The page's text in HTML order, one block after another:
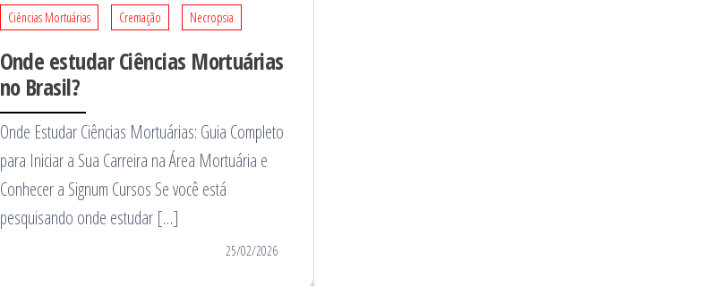
Ciências Mortuárias Cremação Necropsia
Onde estudar Ciências Mortuárias
no Brasil?
Onde Estudar Ciências Mortuárias: Guia Completo
para Iniciar a Sua Carreira na Área Mortuária e
Conhecer a Signum Cursos Se você está
pesquisando onde estudar […]
25/02/2026